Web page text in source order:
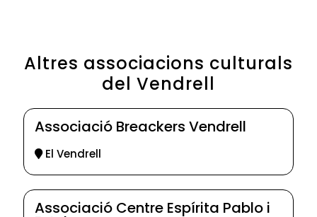
Altres associacions culturals
del Vendrell
Associació Breackers Vendrell
El Vendrell
Associació Centre Espírita Pablo i